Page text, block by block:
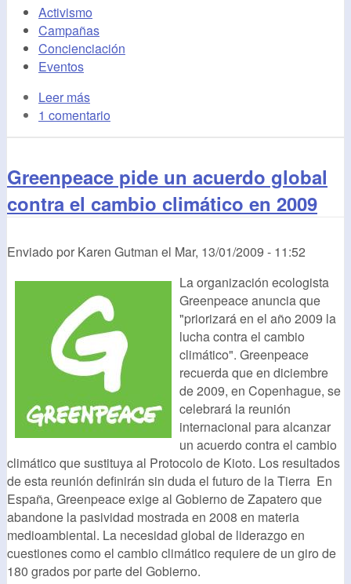
Activismo
Campañas
Concienciación
Eventos
Leer más
1 comentario
Greenpeace pide un acuerdo global
contra el cambio climático en 2009
Enviado por Karen Gutman el Mar, 13/01/2009 - 11:52
La organización ecologista
Greenpeace anuncia que
"priorizará en el año 2009 la
lucha contra el cambio
climático". Greenpeace
recuerda que en diciembre
de 2009, en Copenhague, se
celebrará la reunión
internacional para alcanzar
un acuerdo contra el cambio
climático que sustituya al Protocolo de Kioto. Los resultados
de esta reunión definirán sin duda el futuro de la Tierra En
España, Greenpeace exige al Gobierno de Zapatero que
abandone la pasividad mostrada en 2008 en materia
medioambiental. La necesidad global de liderazgo en
cuestiones como el cambio climático requiere de un giro de
180 grados por parte del Gobierno.